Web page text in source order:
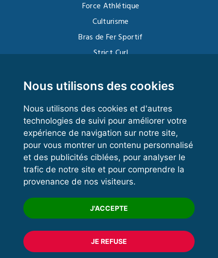
Nous utilisons des cookies
Nous utilisons des cookies et d'autres
technologies de suivi pour améliorer votre
expérience de navigation sur notre site,
pour vous montrer un contenu personnalisé
et des publicités ciblées, pour analyser le
trafic de notre site et pour comprendre la
provenance de nos visiteurs.
J'ACCEPTE
JE REFUSE
Force Athlétique
Culturisme
Bras de Fer Sportif
Strict Curl
Kettlebell
VOS ESPACES
Espace dirigeant
Espace licencié
Trouver un club
Formation
© 2020 FFFORCE Tous droits réservés